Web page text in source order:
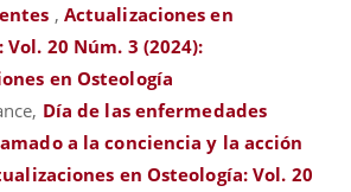
, Actualizaciones en
Vol. 20 Núm. 3 (2024):
en Osteología
Día de las enfermedades
a la conciencia y la acción
en Osteología: Vol. 20